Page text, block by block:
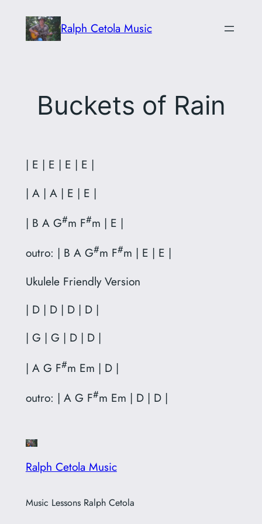
content
Ralph Cetola Music
Buckets of Rain
| E | E | E | E |
| A | A | E | E |
| B A G#m F#m | E |
outro: | B A G#m F#m | E | E |
Ukulele Friendly Version
| D | D | D | D |
| G | G | D | D |
| A G F#m Em | D |
outro: | A G F#m Em | D | D |
Ralph Cetola Music
Music Lessons Ralph Cetola